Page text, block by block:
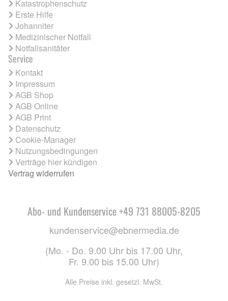
Katastrophenschutz
Erste Hilfe
Johanniter
Medizinischer Notfall
Notfallsanitäter
Service
Kontakt
Impressum
AGB Shop
AGB Online
AGB Print
Datenschutz
Cookie-Manager
Nutzungsbedingungen
Verträge hier kündigen
Vertrag widerrufen
Abo- und Kundenservice +49 731 88005-8205
kundenservice@ebnermedia.de
(Mo. - Do. 9.00 Uhr bis 17.00 Uhr,
Fr. 9.00 bis 15.00 Uhr)
Alle Preise inkl. gesetzl. MwSt.